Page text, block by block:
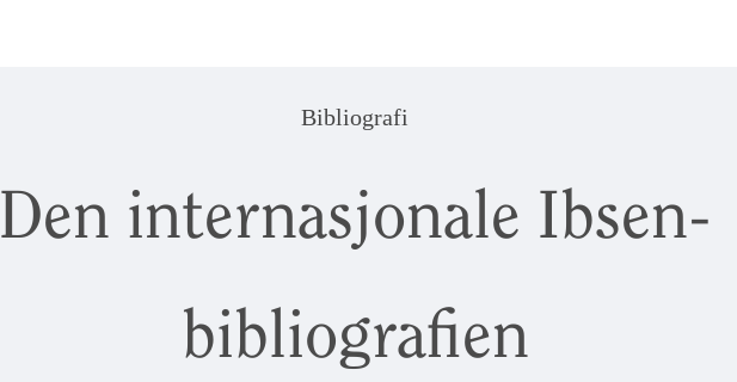
Bibliografi
Den internasjonale Ibsen-
bibliografien